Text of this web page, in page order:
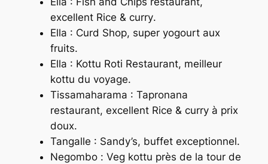
excellent Rice & curry.
Ella : Curd Shop, super yogourt aux
fruits.
Ella : Kottu Roti Restaurant, meilleur
kottu du voyage.
Tissamaharama : Tapronana
restaurant, excellent Rice & curryà prix
doux.
Tangalle : Sandy’s, buffet exceptionnel.
Negombo : Veg kottu près de la tour de